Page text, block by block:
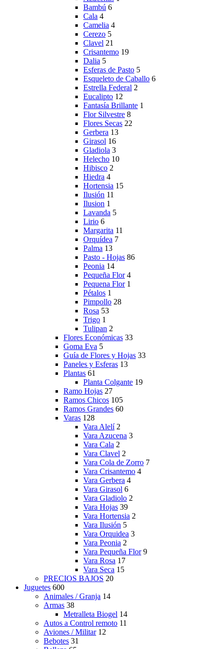
Bambú 6
Cala 4
Camelia 4
Cerezo 5
Clavel 21
Crisantemo 19
Dalia 5
Esferas de Pasto 5
Esqueleto de Caballo 6
Estrella Federal 2
Eucalipto 12
Fantasía Brillante 1
Flor Silvestre 8
Flores Secas 22
Gerbera 13
Girasol 16
Gladiola 3
Helecho 10
Hibisco 2
Hiedra 4
Hortensia 15
Ilusión 11
Ilusion 1
Lavanda 5
Lirio 6
Margarita 11
Orquídea 7
Palma 13
Pasto - Hojas 86
Peonia 14
Pequeña Flor 4
Pequena Flor 1
Pétalos 1
Pimpollo 28
Rosa 53
Trigo 1
Tulipan 2
Flores Económicas 33
Goma Eva 5
Guía de Flores y Hojas 33
Paneles y Esferas 13
Plantas 61
Planta Colgante 19
Ramo Hojas 27
Ramos Chicos 105
Ramos Grandes 60
Varas 128
Vara Alelí 2
Vara Azucena 3
Vara Cala 2
Vara Clavel 2
Vara Cola de Zorro 7
Vara Crisantemo 4
Vara Gerbera 4
Vara Girasol 6
Vara Gladiolo 2
Vara Hojas 39
Vara Hortensia 2
Vara Ilusión 5
Vara Orquidea 3
Vara Peonia 2
Vara Pequeña Flor 9
Vara Rosa 17
Vara Seca 15
PRECIOS BAJOS 20
Juguetes 600
Animales / Granja 14
Armas 38
Metralleta Biogel 14
Autos a Control remoto 11
Aviones / Militar 12
Bebotes 31